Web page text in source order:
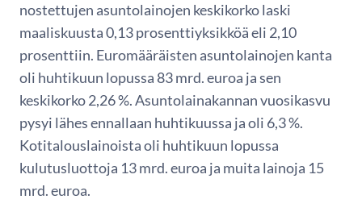
nostettujen asuntolainojen keskikorko laski
maaliskuusta 0,13 prosenttiyksikköä eli 2,10
prosenttiin. Euromääräisten asuntolainojen kanta
oli huhtikuun lopussa 83 mrd. euroa ja sen
keskikorko 2,26 %. Asuntolainakannan vuosikasvu
pysyi lähes ennallaan huhtikuussa ja oli 6,3 %.
Kotitalouslainoista oli huhtikuun lopussa
kulutusluottoja 13 mrd. euroa ja muita lainoja 15
mrd. euroa.